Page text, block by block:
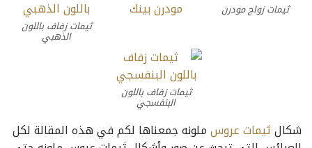
ثيمات زواج مودرن
ثيمات زفاف باللون
الذهبي
ثيمات زفاف باللون
البنفسجي
شكالثيمات عروسملونه جمعناها لكم في هذه المقالة لكل